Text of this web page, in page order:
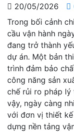
20/05/2026
Trong bối cảnh
cầu vận hành
đang trở thành
dự án. Một bản
trình đảm bảo
công năng sản
chế rủi ro pháp lý
vậy, ngày càng
với đơn vị thiết
dựng nền tảng